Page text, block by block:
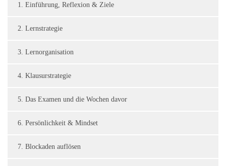
1. Einführung, Reflexion & Ziele
2. Lernstrategie
3. Lernorganisation
4. Klausurstrategie
5. Das Examen und die Wochen davor
6. Persönlichkeit & Mindset
7. Blockaden auflösen